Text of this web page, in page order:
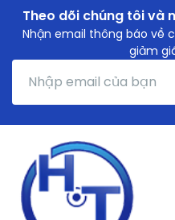
Theo dõi chúng tôi và
Nhận email thông báo về
giảm